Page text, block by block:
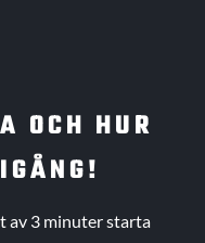
OCH HUR
av 3 minuter starta